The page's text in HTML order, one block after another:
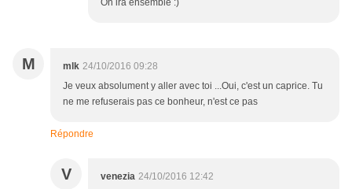
On ira ensemble :)
M mlk 24/10/2016 09:28
Je veux absolument y aller avec toi ...Oui, c'est un caprice. Tu
ne me refuserais pas ce bonheur, n'est ce pas
Répondre
V venezia 24/10/2016 12:42